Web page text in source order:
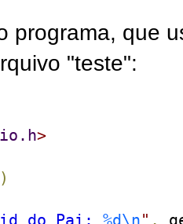
programa, que
"teste":
>
)
do Pai: %d\n" ,